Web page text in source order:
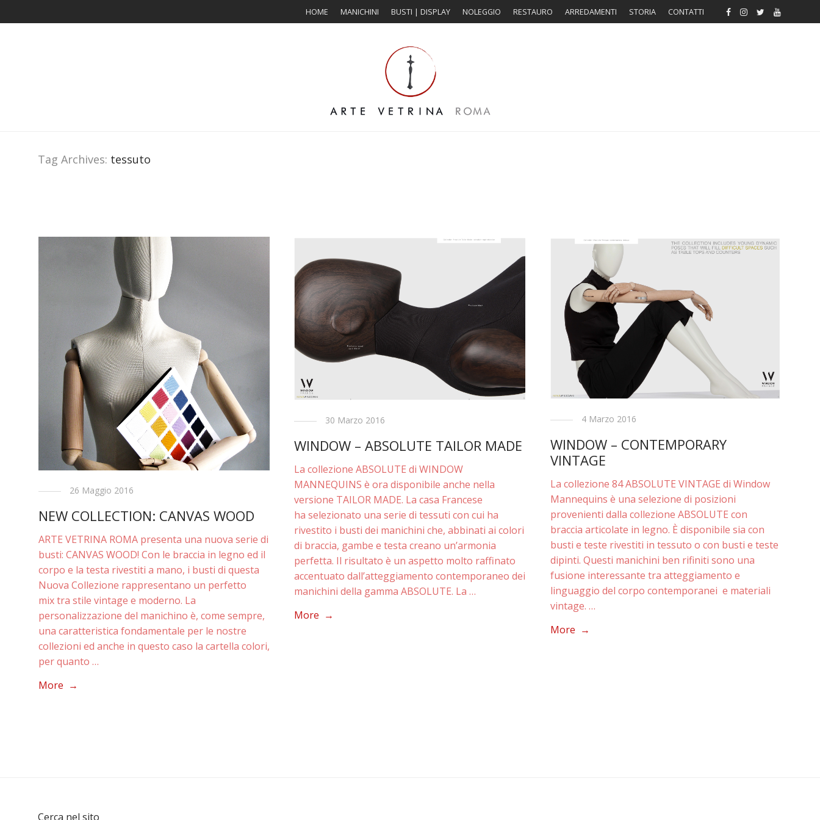
HOME MANICHINI BUSTI | DISPLAY NOLEGGIO RESTAURO ARREDAMENTI STORIA CONTATTI
Tag Archives: tessuto
26 Maggio 2016
NEW COLLECTION: CANVAS WOOD
ARTE VETRINA ROMA presenta una nuova serie di
busti: CANVAS WOOD! Con le braccia in legno ed il
corpo e la testa rivestiti a mano, i busti di questa
Nuova Collezione rappresentano un perfetto
mix tra stile vintage e moderno. La
personalizzazione del manichino è, come sempre,
una caratteristica fondamentale per le nostre
collezioni ed anche in questo caso la cartella colori,
per quanto …
More →
30 Marzo 2016
WINDOW – ABSOLUTE TAILOR MADE
La collezione ABSOLUTE di WINDOW
MANNEQUINS è ora disponibile anche nella
versione TAILOR MADE. La casa Francese
ha selezionato una serie di tessuti con cui ha
rivestito i busti dei manichini che, abbinati ai colori
di braccia, gambe e testa creano un’armonia
perfetta. Il risultato è un aspetto molto raffinato
accentuato dall’atteggiamento contemporaneo dei
manichini della gamma ABSOLUTE. La …
More →
4 Marzo 2016
WINDOW – CONTEMPORARY
VINTAGE
La collezione 84 ABSOLUTE VINTAGE di Window
Mannequins è una selezione di posizioni
provenienti dalla collezione ABSOLUTE con
braccia articolate in legno. È disponibile sia con
busti e teste rivestiti in tessuto o con busti e teste
dipinti. Questi manichini ben rifiniti sono una
fusione interessante tra atteggiamento e
linguaggio del corpo contemporanei e materiali
vintage. …
More →
Cerca nel sito